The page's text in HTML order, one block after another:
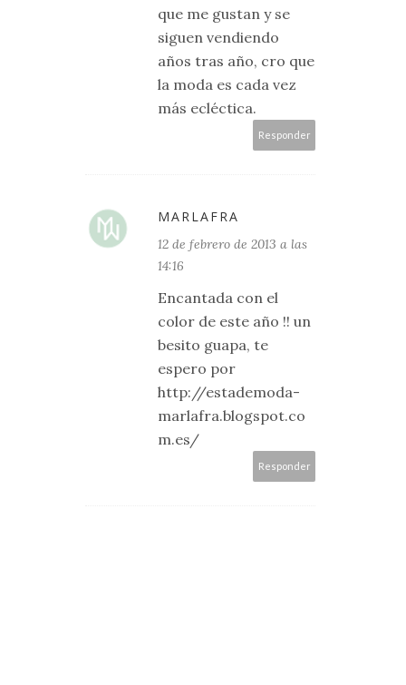
que me gustan y se
siguen vendiendo
años tras año, cro que
la moda es cada vez
más ecléctica.
Responder
MARLAFRA
12 de febrero de 2013 a las
14:16
Encantada con el
color de este año !! un
besito guapa, te
espero por
http://estademoda-
marlafra.blogspot.co
m.es/
Responder